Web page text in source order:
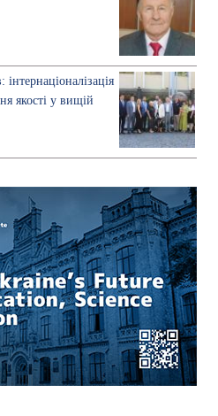
якості у вищій